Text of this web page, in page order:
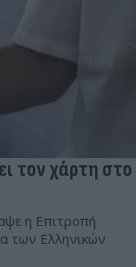
τον χάρτη στο
η Επιτροπή